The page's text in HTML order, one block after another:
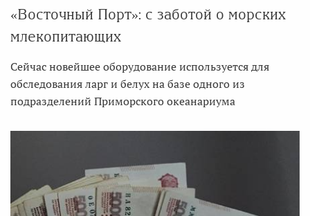
«Восточный Порт»: с заботой о морских
млекопитающих
Сейчас новейшее оборудование используется для
обследования ларг и белух на базе одного из
подразделений Приморского океанариума